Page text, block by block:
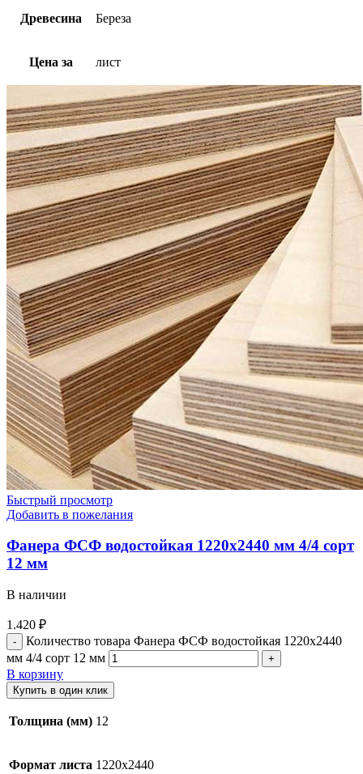
Древесина Береза
Цена за лист
Быстрый просмотр
Добавить в пожелания
Фанера ФСФ водостойкая 1220х2440 мм 4/4 сорт
12 мм
В наличии
1.420 ₽
Количество товара Фанера ФСФ водостойкая 1220х2440
мм 4/4 сорт 12 мм
В корзину
Купить в один клик
Толщина (мм) 12
Формат листа 1220х2440